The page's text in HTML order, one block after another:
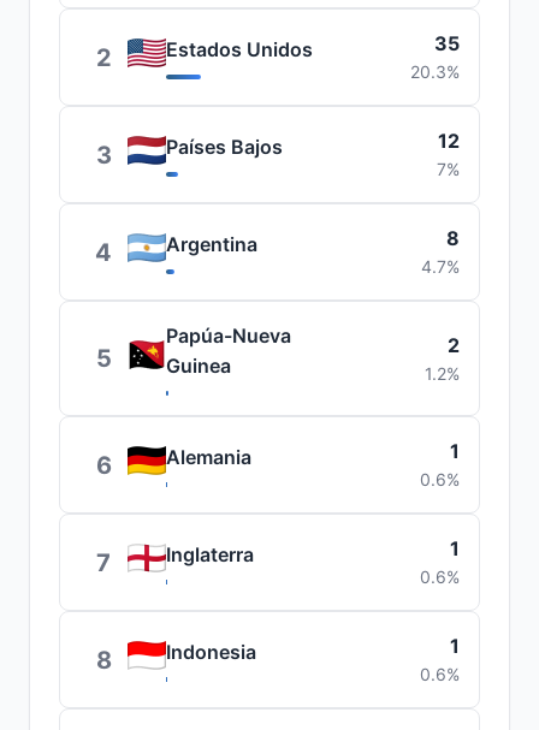
2 Estados Unidos 35
20.3%
3 Países Bajos 12
7%
4 Argentina 8
4.7%
5
Papúa-Nueva
Guinea
2
1.2%
6 Alemania 1
0.6%
7 Inglaterra 1
0.6%
8 Indonesia 1
0.6%